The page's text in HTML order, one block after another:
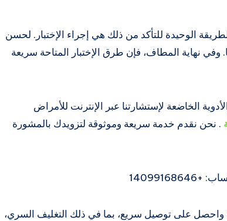
الوحيدة للتأكد من ذلك هي إجراء الإختبار. لحسن
نهاية المطاف، فإن طرق الإختبار المتاحة سريعة
الخاضعة لإستشارتنا عبر الإنترنت للأمراض
. نحن نقدم خدمة سريعة وموثوقة لتزويدك بالمشورة
واحصل على توصيل سريع، بما في ذلك التغليف السري،